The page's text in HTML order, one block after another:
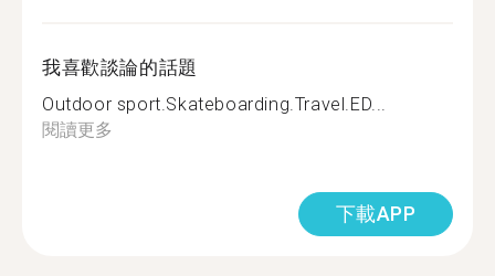
我喜歡談論的話題
Outdoor sport.Skateboarding.Travel.ED...
閱讀更多
下載APP